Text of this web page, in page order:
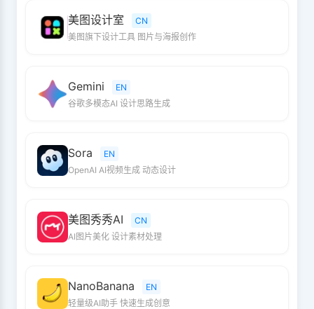
美图设计室
CN
美图旗下设计工具 图片与海报创作
Gemini
EN
谷歌多模态AI 设计思路生成
Sora
EN
OpenAI AI视频生成 动态设计
美图秀秀AI
CN
AI图片美化 设计素材处理
NanoBanana
EN
轻量级AI助手 快速生成创意